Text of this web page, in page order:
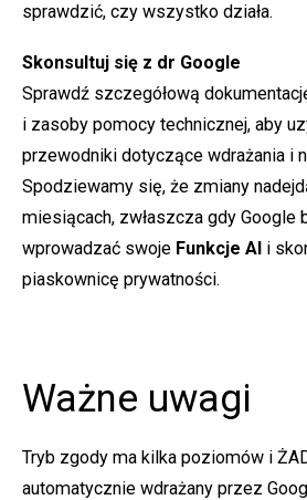
sprawdzić, czy wszystko działa.
Skonsultuj się z dr Google
Sprawdź szczegółową
i zasoby pomocy technicznej, aby
przewodniki dotyczące wdrażania i
Spodziewamy się, że zmiany
miesiącach, zwłaszcza gdy Google
wprowadzać swoje Funkcje AI i
piaskownicę prywatności.
Ważne uwagi
Tryb zgody ma kilka poziomów i
automatycznie wdrażany przez